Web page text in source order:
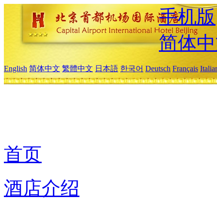
手机版
简体
English 简体中文 繁體中文 日本語 한국어 Deutsch Français
首页
酒店介绍